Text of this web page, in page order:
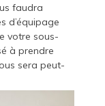
faudra
d’équipage
votre sous-
à prendre
sera peut-